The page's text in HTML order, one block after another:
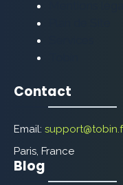
Contact
Email:
Paris, France
Blog